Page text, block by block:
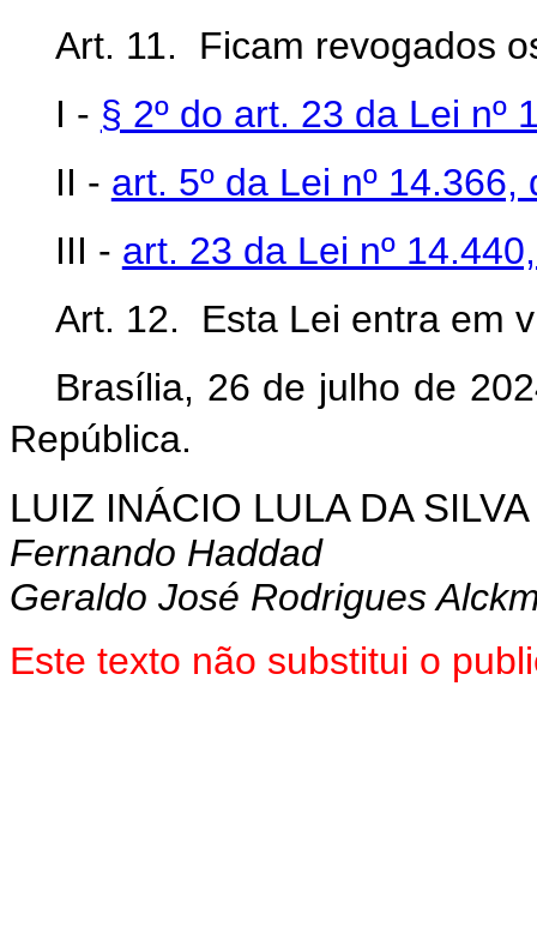
Art. 11. Ficam revogados
I - § 2º do art. 23 da Lei nº
II - art. 5º da Lei nº
III - art. 23 da Lei nº
Art. 12. Esta Lei entra em
Brasília, 26 de julho de
República.
LUIZ INÁCIO LULA DA SILVA
Fernando Haddad
Geraldo José Rodrigues
Este texto não substitui o